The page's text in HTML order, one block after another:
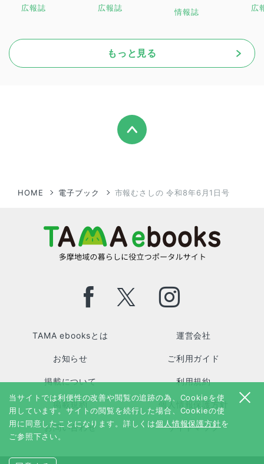
広報誌 広報誌 情報誌 広
もっと見る
HOME 電子ブック 市報むさしの 令和8年6月1日号
TAMA ebooksとは 運営会社
お知らせ ご利用ガイド
掲載について 利用規約
掲載規約 個人情報保護方針
お問い合わせ サイトマップ
当サイトでは利便性の改善や閲覧の追跡の為、Cookieを使
用しています。サイトの閲覧を続行した場合、Cookieの使
用に同意したことになります。詳しくは個人情報保護方針を
ご参照下さい。